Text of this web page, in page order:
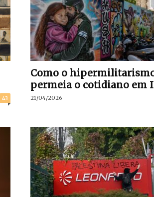
43
Como o
permeia o cotidiano em
21/04/2026